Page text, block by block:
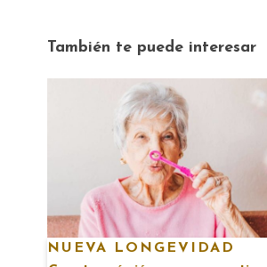
También te puede interesar
NUEVA LONGEVIDAD